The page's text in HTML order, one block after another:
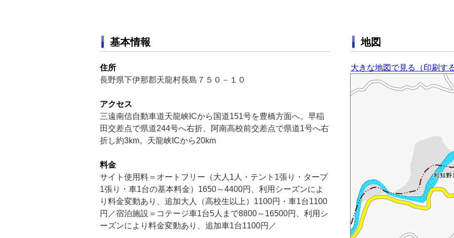
基本情報
住所
長野県下伊那郡天龍村長島７５０－１０
アクセス
三遠南信自動車道天龍峡ICから国道151号を豊橋方面へ。早稲
田交差点で県道244号へ右折、阿南高校前交差点で県道1号へ右
折し約3km。天龍峡ICから20km
料金
サイト使用料＝オートフリー（大人1人・テント1張り・タープ
1張り・車1台の基本料金）1650～4400円、利用シーズンによ
り料金変動あり、追加大人（高校生以上）1100円・車1台1100
円／宿泊施設＝コテージ車1台5人まで8800～16500円、利用シ
ーズンにより料金変動あり、追加車1台1100円／
地図
大きな地図で見る（印刷す